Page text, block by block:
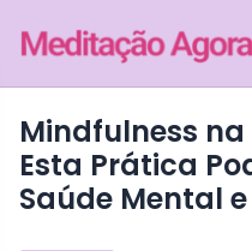
Mindfulness na Natureza: Como
Esta Prática
Saúde Mental